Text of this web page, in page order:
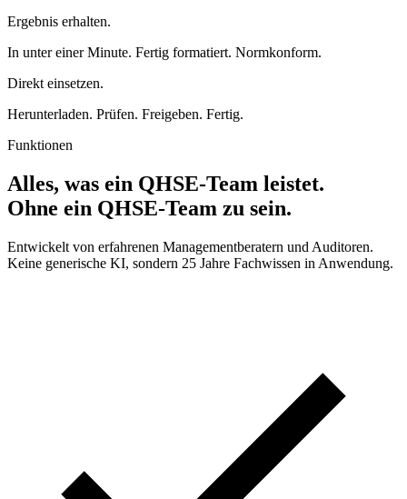
Ergebnis erhalten.
In unter einer Minute. Fertig formatiert. Normkonform.
Direkt einsetzen.
Herunterladen. Prüfen. Freigeben. Fertig.
Funktionen
Alles, was ein QHSE-Team leistet.
Ohne ein QHSE-Team zu sein.
Entwickelt von erfahrenen Managementberatern und Auditoren.
Keine generische KI, sondern 25 Jahre Fachwissen in Anwendung.